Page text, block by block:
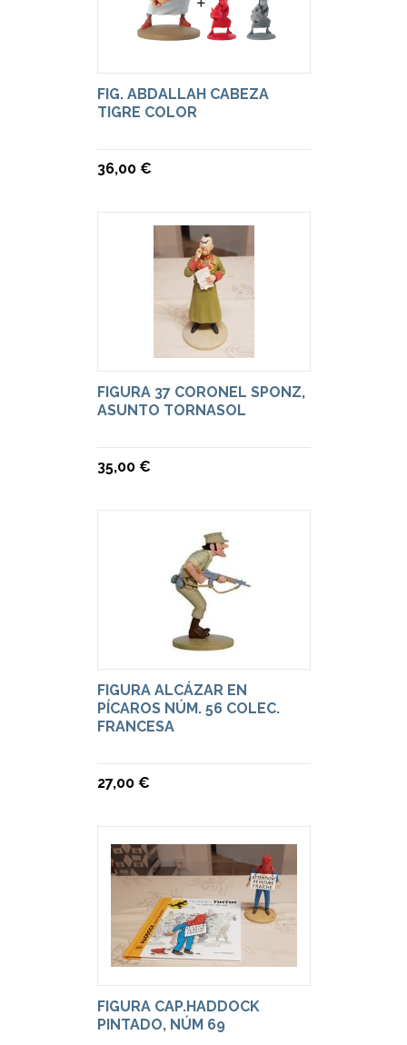
FIG. ABDALLAH CABEZA
TIGRE COLOR
36,00 €
FIGURA 37 CORONEL SPONZ,
ASUNTO TORNASOL
35,00 €
FIGURA ALCÁZAR EN
PÍCAROS NÚM. 56 COLEC.
FRANCESA
27,00 €
FIGURA CAP.HADDOCK
PINTADO, NÚM 69